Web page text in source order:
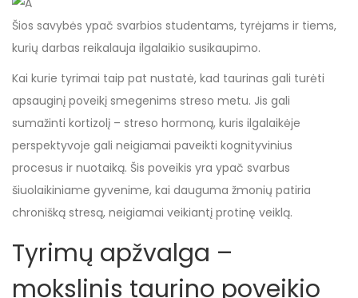
Šios savybės ypač svarbios studentams, tyrėjams ir tiems,
kurių darbas reikalauja ilgalaikio susikaupimo.
Kai kurie tyrimai taip pat nustatė, kad taurinas gali turėti
apsauginį poveikį smegenims streso metu. Jis gali
sumažinti kortizolį – streso hormoną, kuris ilgalaikėje
perspektyvoje gali neigiamai paveikti kognityvinius
procesus ir nuotaiką. Šis poveikis yra ypač svarbus
šiuolaikiniame gyvenime, kai dauguma žmonių patiria
chronišką stresą, neigiamai veikiantį protinę veiklą.
Tyrimų apžvalga –
mokslinis taurino poveikio